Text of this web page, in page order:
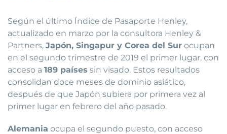
Según el último Índice de Pasaporte Henley,
actualizado en marzo por la consultora Henley &
Partners, Japón, Singapur y Corea del Sur ocupan
en el segundo trimestre de 2019 el primer lugar, con
acceso a 189 países sin visado. Estos resultados
consolidan doce meses de dominio asiático,
después de que Japón subiera por primera vez al
primer lugar en febrero del año pasado.
Alemania ocupa el segundo puesto, con acceso